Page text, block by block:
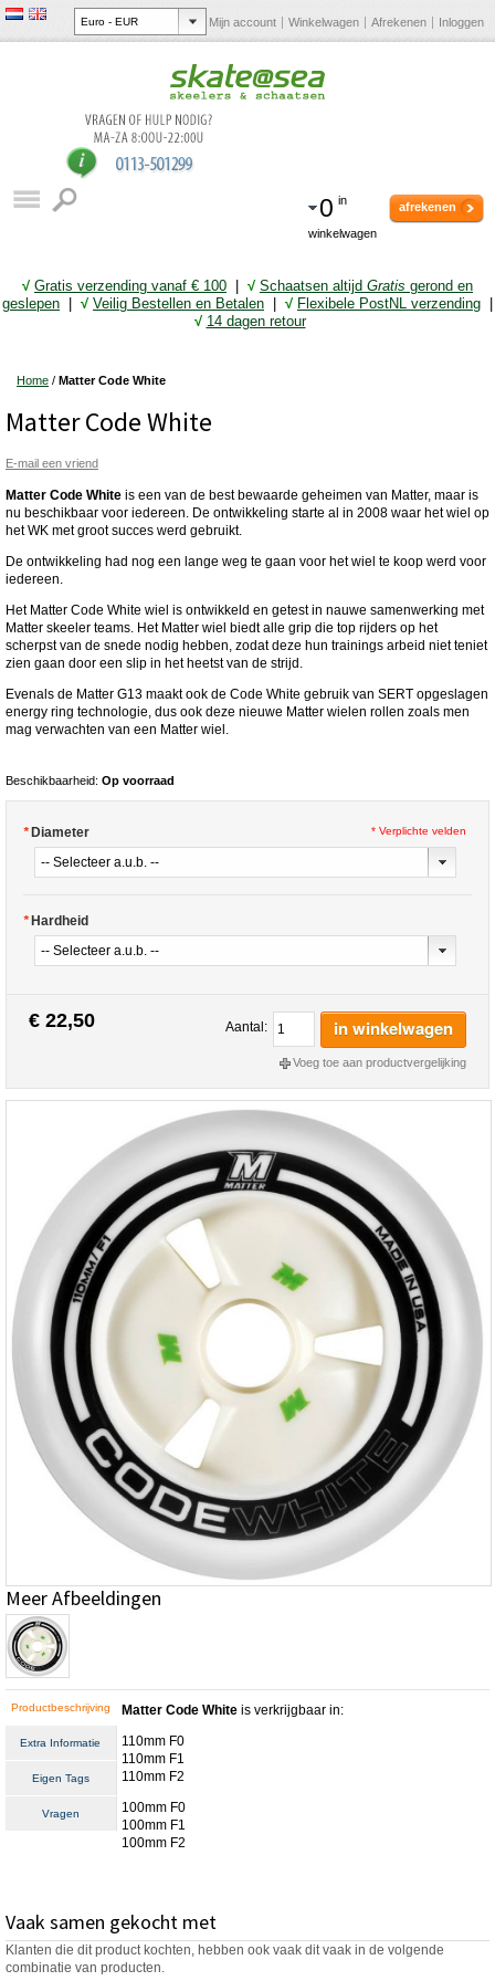
Mijn account Winkelwagen Afrekenen Inloggen
0 in
winkelwagen
afrekenen
√ Gratis verzending vanaf € 100 √ Schaatsen altijd Gratis gerond en
geslepen
√ Veilig Bestellen en Betalen √ Flexibele PostNL verzending
√ 14 dagen retour
Home / Matter Code White
Matter Code White
E-mail een vriend
Matter Code White is een van de best bewaarde geheimen van Matter, maar is
nu beschikbaar voor iedereen. De ontwikkeling starte al in 2008 waar het wiel op
het WK met groot succes werd gebruikt.
De ontwikkeling had nog een lange weg te gaan voor het wiel te koop werd voor
iedereen.
Het Matter Code White wiel is ontwikkeld en getest in nauwe samenwerking met
Matter skeeler teams. Het Matter wiel biedt alle grip die top rijders op het
scherpst van de snede nodig hebben, zodat deze hun trainings arbeid niet teniet
zien gaan door een slip in het heetst van de strijd.
Evenals de Matter G13 maakt ook de Code White gebruik van SERT opgeslagen
energy ring technologie, dus ook deze nieuwe Matter wielen rollen zoals men
mag verwachten van een Matter wiel.
Beschikbaarheid: Op voorraad
*Diameter
*Hardheid
* Verplichte velden
€ 22,50 Aantal: in winkelwagen
Voeg toe aan productvergelijking
Meer Afbeeldingen
Productbeschrijving
Extra Informatie
Eigen Tags
Vragen
Matter Code White is verkrijgbaar in:
110mm F0
110mm F1
110mm F2
100mm F0
100mm F1
100mm F2
Vaak samen gekocht met
Klanten die dit product kochten, hebben ook vaak dit vaak in de volgende
combinatie van producten.